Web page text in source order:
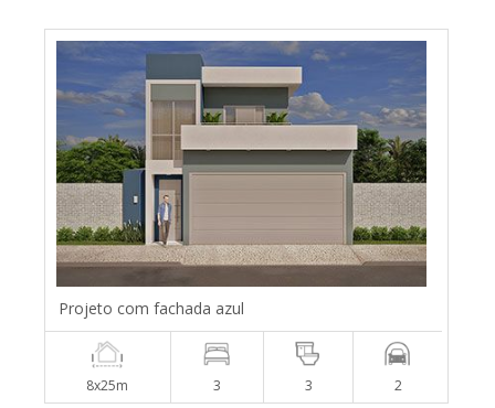
Projeto com fachada azul
8x25m 3 3 2